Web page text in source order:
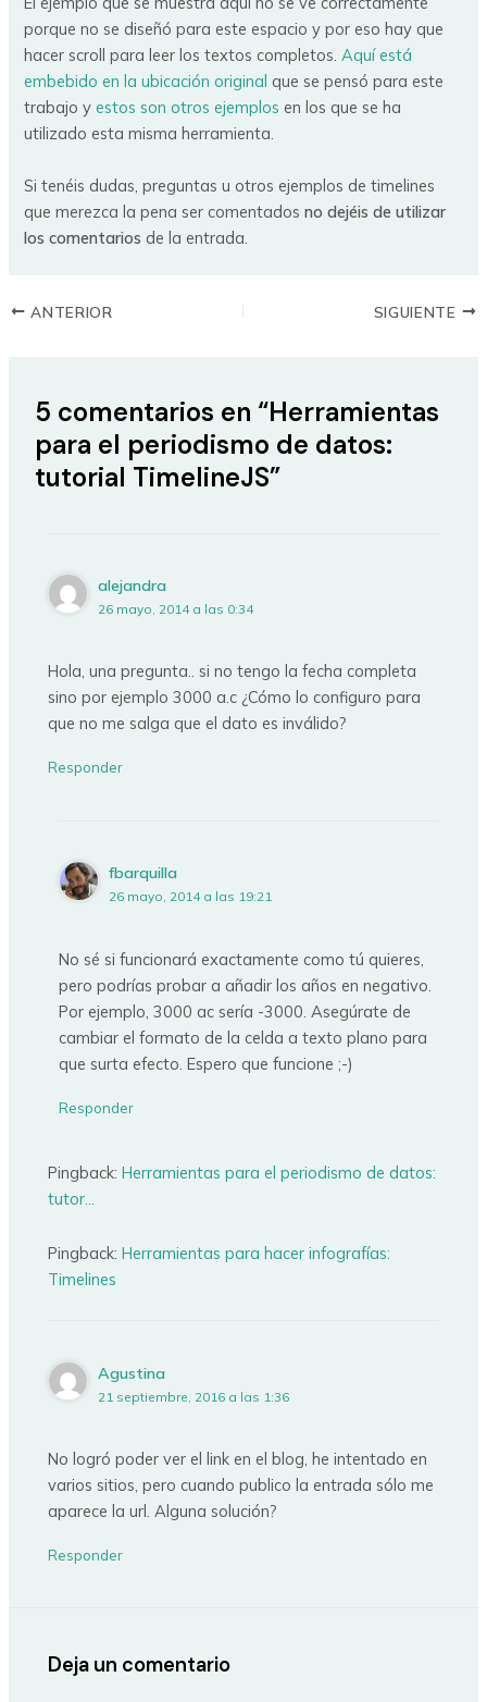
porque no se diseñó para este espacio y por eso hay que
hacer scroll para leer los textos completos.Aquí está
embebido en la ubicación original que se pensó para este
trabajo yestos son otros ejemplos en los que se ha
utilizado esta misma herramienta.
Si tenéis dudas, preguntas u otros ejemplos de timelines
que merezca la pena ser comentados no dejéis de utilizar
los comentarios de la entrada.
ANTERIOR SIGUIENTE
5 comentarios en “Herramientas
para el periodismo de datos:
tutorial TimelineJS”
alejandra
26 mayo, 2014 a las 0:34
Hola, una pregunta.. si no tengo la fecha completa
sino por ejemplo 3000 a.c ¿Cómo lo configuro para
que no me salga que el dato es inválido?
Responder
fbarquilla
26 mayo, 2014 a las 19:21
No sé si funcionará exactamente como tú quieres,
pero podrías probar a añadir los años en negativo.
Por ejemplo, 3000 ac sería -3000. Asegúrate de
cambiar el formato de la celda a texto plano para
que surta efecto. Espero que funcione ;-)
Responder
Pingback:Herramientas para el periodismo de datos:
tutor...
Pingback:Herramientas para hacer infografías:
Timelines
Agustina
21 septiembre, 2016 a las 1:36
No logró poder ver el link en el blog, he intentado en
varios sitios, pero cuando publico la entrada sólo me
aparece la url. Alguna solución?
Responder
Deja un comentario